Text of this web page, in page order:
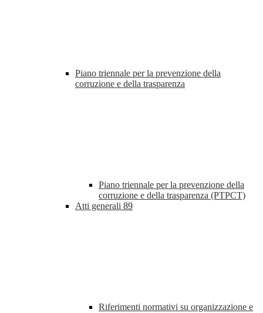
Piano triennale per la prevenzione della
corruzione e della trasparenza
Piano triennale per la prevenzione della
corruzione e della trasparenza (PTPCT)
Atti generali 89
Riferimenti normativi su organizzazione e